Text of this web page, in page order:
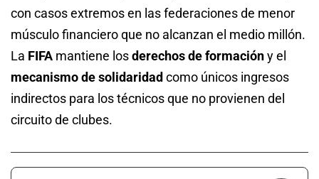
con casos extremos en las federaciones de menor
músculo financiero que no alcanzan el medio millón.
La FIFA mantiene losderechos de formacióny el
mecanismo de solidaridad como únicos ingresos
indirectos para los técnicos que no provienen del
circuito de clubes.